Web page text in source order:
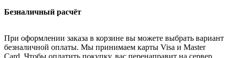
Безналичный расчёт
При оформлении заказа в корзине вы можете выбрать вариант
безналичной оплаты. Мы принимаем карты Visa и Master